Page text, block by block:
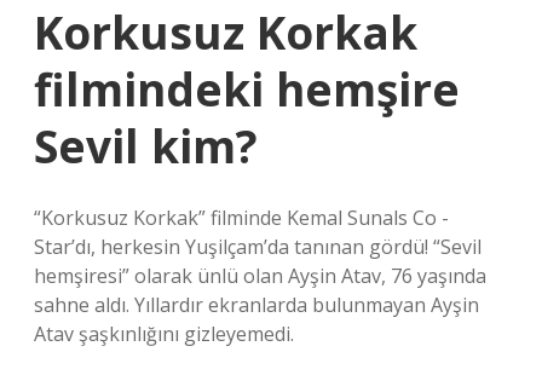
Korkusuz Korkak
filmindeki hemşire
Sevil kim?
“Korkusuz Korkak” filminde Kemal Sunals Co -
Star’dı, herkesin Yuşilçam’da tanınan gördü! “Sevil
hemşiresi” olarak ünlü olan Ayşin Atav, 76 yaşında
sahne aldı. Yıllardır ekranlarda bulunmayan Ayşin
Atav şaşkınlığını gizleyemedi.